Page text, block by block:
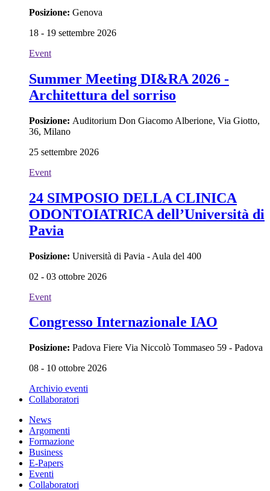
Posizione: Genova
18 - 19 settembre 2026
Event
Summer Meeting DI&RA 2026 -
Architettura del sorriso
Posizione: Auditorium Don Giacomo Alberione, Via Giotto,
36, Milano
25 settembre 2026
Event
24 SIMPOSIO DELLA CLINICA
ODONTOIATRICA dell’Università di
Pavia
Posizione: Università di Pavia - Aula del 400
02 - 03 ottobre 2026
Event
Congresso Internazionale IAO
Posizione: Padova Fiere Via Niccolò Tommaseo 59 - Padova
08 - 10 ottobre 2026
Archivio eventi
Collaboratori
News
Argomenti
Formazione
Business
E-Papers
Eventi
Collaboratori